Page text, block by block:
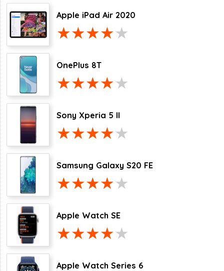
Apple iPad Air 2020
OnePlus 8T
Sony Xperia 5 II
Samsung Galaxy S20 FE
Apple Watch SE
Apple Watch Series 6